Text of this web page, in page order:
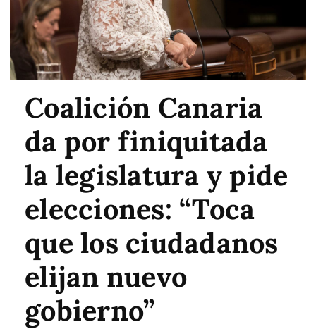
Coalición Canaria
da por finiquitada
la legislatura y pide
elecciones: “Toca
que los ciudadanos
elijan nuevo
gobierno”